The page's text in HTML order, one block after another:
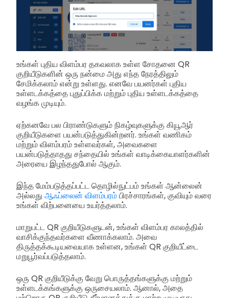
உங்கள் புதிய விளம்பர தகவலாக உள்ள சோதனை QR
குறியீடுகளின் ஒரு நன்மை அது எந்த நேரத்திலும்
சேமிக்கலாம் என்று உள்ளது. எனவே பயனர்கள் புதிய
உள்ளடக்கத்தை புதுப்பிக்க மற்றும் புதிய உள்ளடக்கத்தை
வழங்க முடியும்.
ஏற்கனவே பல பிராண்டுகளும் நிகழ்வுகளுக்கு கியூஆர்
குறியீடுகளை பயன்படுத்துகின்றனர். உங்கள் வணிகம்
மற்றும் விளம்பரம் உள்ளவர்கள், அவைகளை
பயன்படுத்தாதது சந்தையில் உங்கள் வாடிக்கையாளர்களின்
அரையை இழந்ததுபோல் ஆகும்.
இந்த மேம்படுத்தப்பட்ட தொழில்நுட்பம் உங்கள் ஆன்லைன்
அல்லது ஆஃப்லைன் விளம்பரம்பிரச்சாரங்கள், குவியும் வரை
உங்கள் விற்பனையை உயர்த்தலாம்.
மாறுபட்ட QR குறியீடுகளுடன், உங்கள் விளம்பர காலத்தில்
வாசிக்குந்தவர்களை வீணாக்கலாம். அவை
திருத்தக்கூடியவையாக உள்ளன, உங்கள் QR குறியீட்டை
மறுபூர்வப்படுத்தலாம்.
ஒரு QR குறியீடுக்கு வேறு பொருத்தங்களுக்கு மற்றும்
உள்ளடக்கங்களுக்கு ஒருசையலாம். ஆனால், அதை